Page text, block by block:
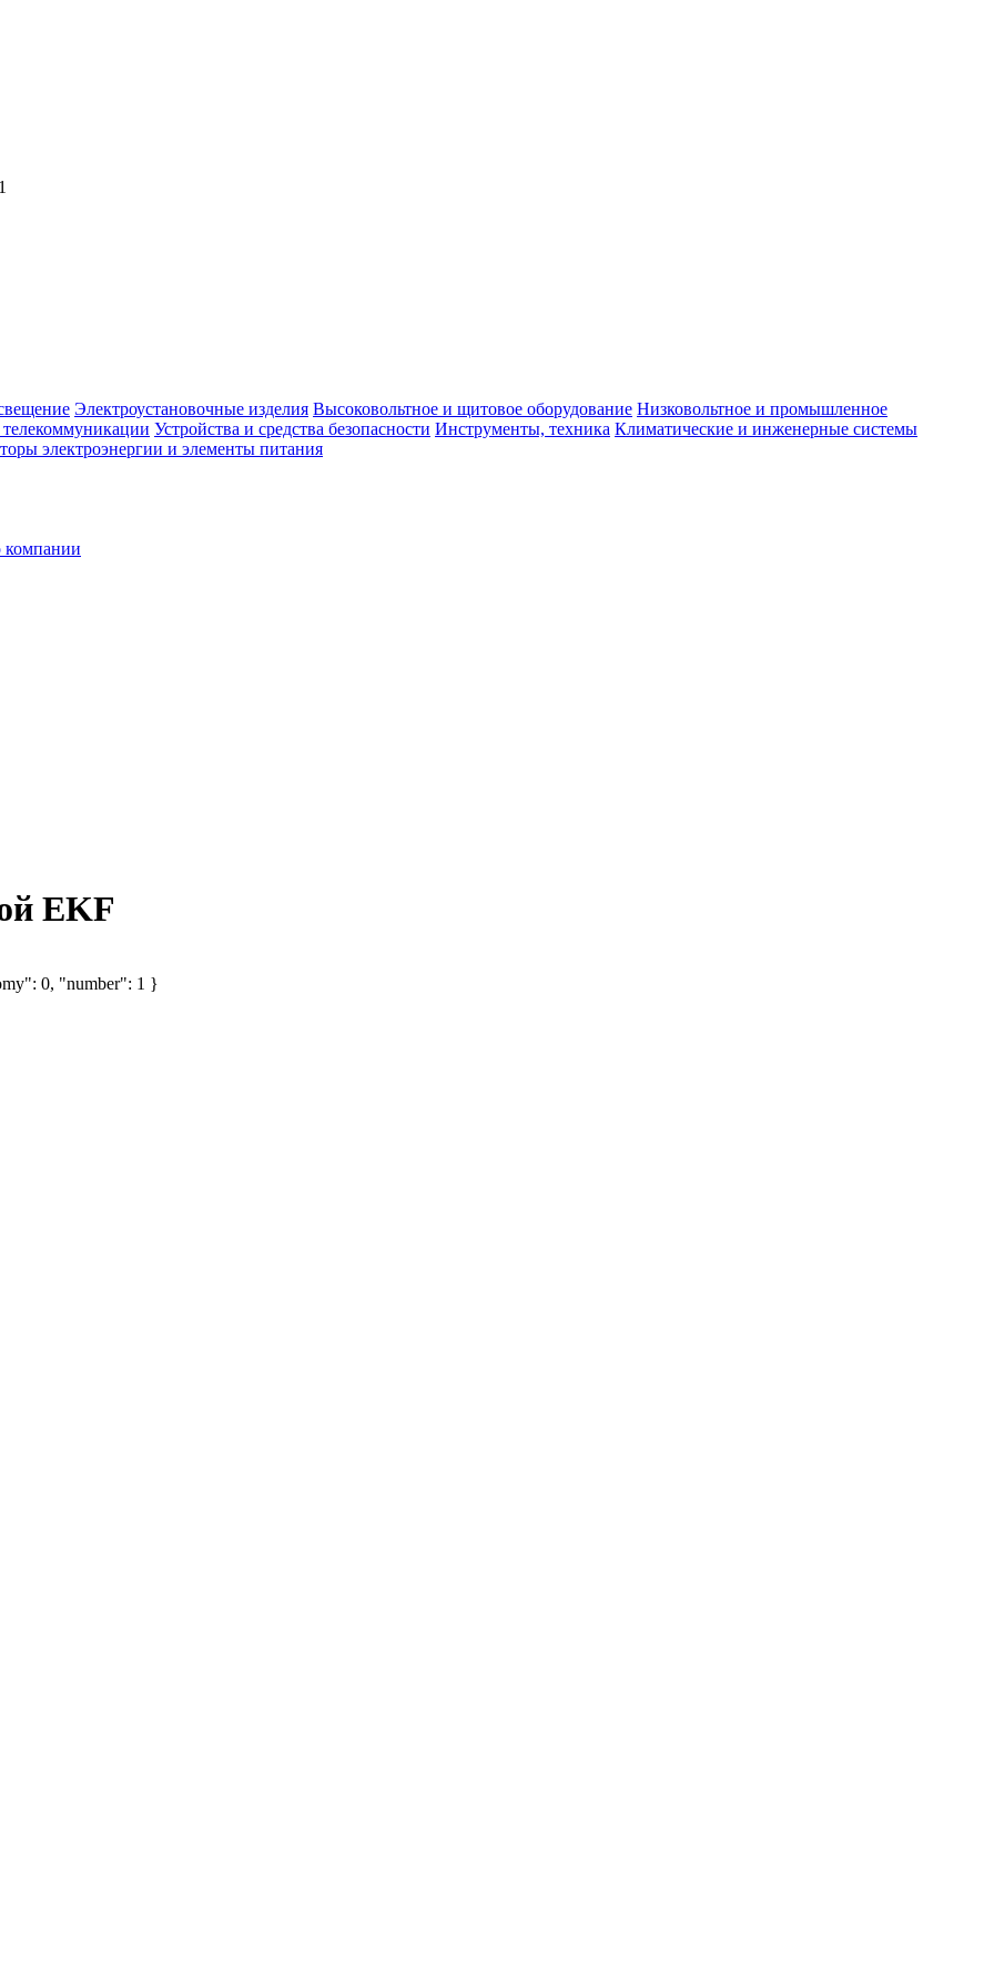
Электроустановочные изделия Высоковольтное и щитовое оборудование Низковольтное и промышленное
телекоммуникации Устройства и средства безопасности Инструменты, техника Климатические и инженерные системы
электроэнергии и элементы питания
EKF
0, "number": 1 }